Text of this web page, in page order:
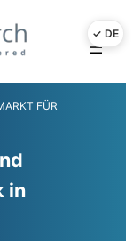
FÜR
in